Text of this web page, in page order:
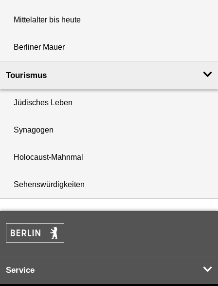
Mittelalter bis heute
Berliner Mauer
Tourismus
Jüdisches Leben
Synagogen
Holocaust-Mahnmal
Sehenswürdigkeiten
Service